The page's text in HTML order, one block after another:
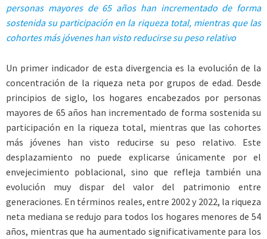
personas mayores de 65 años han incrementado de forma
sostenida su participación en la riqueza total, mientras que las
cohortes más jóvenes han visto reducirse su peso relativo
Un primer indicador de esta divergencia es la evolución de la
concentración de la riqueza neta por grupos de edad. Desde
principios de siglo, los hogares encabezados por personas
mayores de 65 años han incrementado de forma sostenida su
participación en la riqueza total, mientras que las cohortes
más jóvenes han visto reducirse su peso relativo. Este
desplazamiento no puede explicarse únicamente por el
envejecimiento poblacional, sino que refleja también una
evolución muy dispar del valor del patrimonio entre
generaciones. En términos reales, entre 2002 y 2022, la riqueza
neta mediana se redujo para todos los hogares menores de 54
años, mientras que ha aumentado significativamente para los